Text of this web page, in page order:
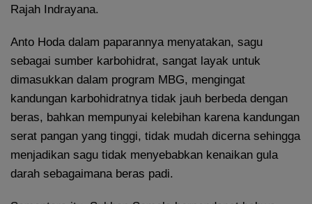
Rajah Indrayana.
Anto Hoda dalam paparannya menyatakan, sagu
sebagai sumber karbohidrat, sangat layak untuk
dimasukkan dalam program MBG, mengingat
kandungan karbohidratnya tidak jauh berbeda dengan
beras, bahkan mempunyai kelebihan karena kandungan
serat pangan yang tinggi, tidak mudah dicerna sehingga
menjadikan sagu tidak menyebabkan kenaikan gula
darah sebagaimana beras padi.